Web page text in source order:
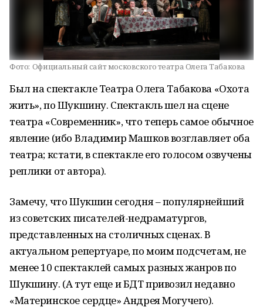
Фото: Официальный сайт московского театра Олега Табакова
Был на спектакле Театра Олега Табакова «Охота
жить», по Шукшину. Спектакль шел на сцене
театра «Современник», что теперь самое обычное
явление (ибо Владимир Машков возглавляет оба
театра; кстати, в спектакле его голосом озвучены
реплики от автора).
Замечу, что Шукшин сегодня – популярнейший
из советских писателей-недраматургов,
представленных на столичных сценах. В
актуальном репертуаре, по моим подсчетам, не
менее 10 спектаклей самых разных жанров по
Шукшину. (А тут еще и БДТ привозил недавно
«Материнское сердце» Андрея Могучего).